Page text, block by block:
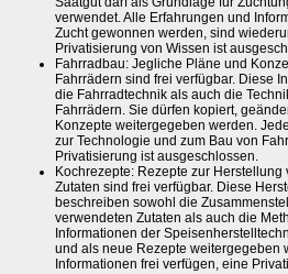
verwendet. Alle Erfahrungen und
Zucht gewonnen werden, sind
Privatisierung von Wissen ist
Fahrradbau: Jegliche Pläne und
Fahrrädern sind frei verfügbar. Diese
die Fahrradtechnik als auch die
Fahrrädern. Sie dürfen kopiert,
Konzepte weitergegeben werden.
zur Technologie und zum Bau von
Privatisierung ist ausgeschlossen.
Kochrezepte: Rezepte zur
Zutaten sind frei verfügbar. Diese
beschreiben sowohl die
verwendeten Zutaten als auch die
Informationen der
und als neue Rezepte weitergegeben
Informationen frei verfügen, eine